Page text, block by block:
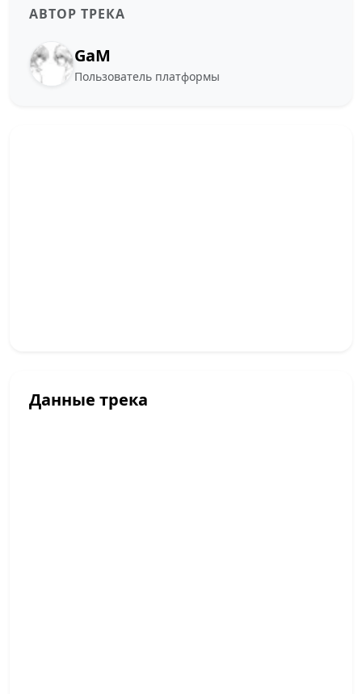
АВТОР ТРЕКА
GaM
Пользователь платформы
Данные трека